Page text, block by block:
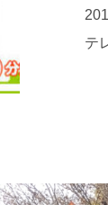
テ